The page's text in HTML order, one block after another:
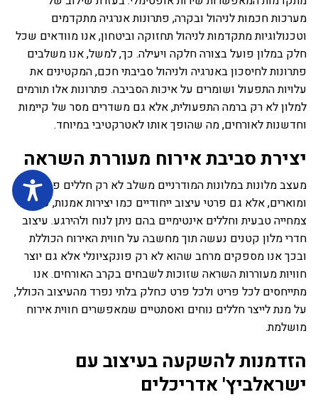
מערכות חכמות לניהול ובקרה, פתרונות אנרגיה מתקדמים
וטכנולוגיות מתקדמות לניהול תחזוקה וביטחון, אנו מוודאים שכל
חלק במלון פועל בצורה חלקה ויעילה. כך, למשל, אנו משלבים
פתרונות לחיסכון באנרגיה ולניהול סביבתי חכם, המקטינים את
עלויות התפעול ושומרים על איכות הסביבה. פתרונות אלו תורמים
למלון לא רק ברמה התפעולית, אלא גם משדרים מסר של קיימות
וחדשנות לאורחים, מה שהופך אותו לאטרקטיבי במיוחד.
יצירת סביבת אירוח מעוררת השראה
מעצב מלונות במלונות המודרניים משלב לא רק חללים פתוחים
ומוארים, אלא גם פרטי עיצוב ייחודיים כמו יצירות אמנות, שילוב
צמחייה טבעית וחללים אינטימיים בהם ניתן לנוח ולהירגע. עיצוב
חדרי מלון קטנים נעשה תוך מחשבה על חווית האירוח הכוללת
ובכך אנו מספקים מרחב שהוא לא רק פונקציונלי אלא גם יוצר
חוויות מעוררות השראה שזוכות לשבחים בקרב האורחים. אנו
מתייחסים לכל פריט ולכל פרט כחלק בלתי נפרד מהעיצוב הכולל,
על מנת לייצר חללים נוחים ואסתטיים שמאפשרים חווית אירוח
מושלמת.
הזדמנות להשקעה בעיצוב עם
ישראלביץ' אדריכלים